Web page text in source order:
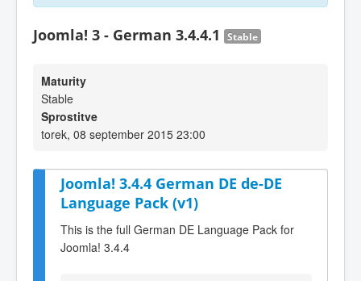
Joomla! 3 - German 3.4.4.1 Stable
Maturity
Stable
Sprostitve
torek, 08 september 2015 23:00
Joomla! 3.4.4 German DE de-DE
Language Pack (v1)
This is the full German DE Language Pack for
Joomla! 3.4.4